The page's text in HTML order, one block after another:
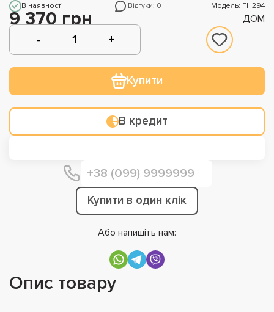
В наявності Відгуки: 0 Модель: ГН294
9 370 грн ДОМ
Купити
В кредит
Купити в один клік
Або напишіть нам:
Опис товару